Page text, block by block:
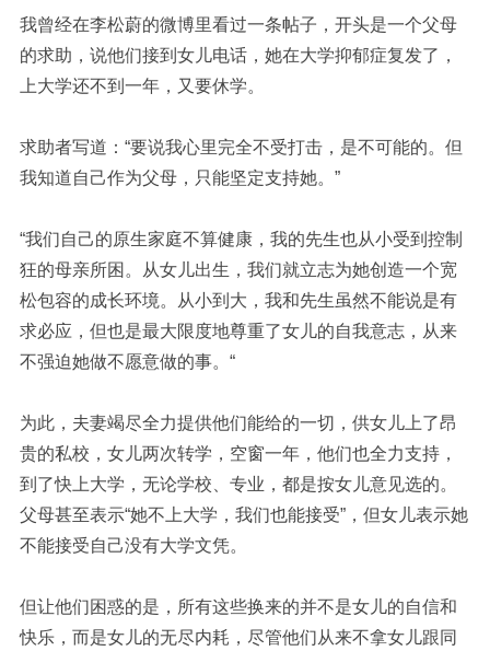
我曾经在李松蔚的微博里看过一条帖子，开头是一个父母
的求助，说他们接到女儿电话，她在大学抑郁症复发了，
上大学还不到一年，又要休学。
求助者写道：“要说我心里完全不受打击，是不可能的。但
我知道自己作为父母，只能坚定支持她。”
“我们自己的原生家庭不算健康，我的先生也从小受到控制
狂的母亲所困。从女儿出生，我们就立志为她创造一个宽
松包容的成长环境。从小到大，我和先生虽然不能说是有
求必应，但也是最大限度地尊重了女儿的自我意志，从来
不强迫她做不愿意做的事。“
为此，夫妻竭尽全力提供他们能给的一切，供女儿上了昂
贵的私校，女儿两次转学，空窗一年，他们也全力支持，
到了快上大学，无论学校、专业，都是按女儿意见选的。
父母甚至表示“她不上大学，我们也能接受”，但女儿表示她
不能接受自己没有大学文凭。
但让他们困惑的是，所有这些换来的并不是女儿的自信和
快乐，而是女儿的无尽内耗，尽管他们从来不拿女儿跟同